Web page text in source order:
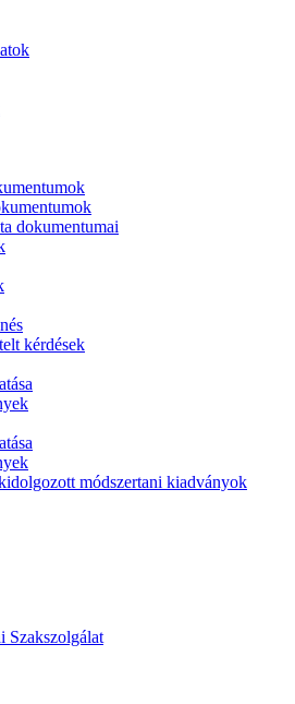
dokumentumai
kérdések
módszertani kiadványok